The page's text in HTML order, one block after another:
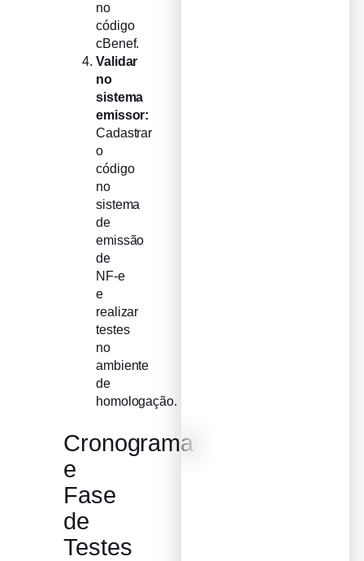
no
código
cBenef.
Validar
no
sistema
emissor:
Cadastrar
o
código
no
sistema
de
emissão
de
NF-e
e
realizar
testes
no
ambiente
de
homologação.
Cronograma
e
Fase
de
Testes